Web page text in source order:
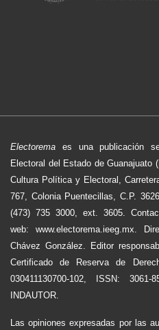
Electorema es una publicación
Electoral del Estado de
Cultura Política y Electoral,
767, Colonia Puentecillas, C.P.
(473) 735 3000, ext. 3605.
web: www.electorema.ieeg.mx.
Chávez González. Editor
Certificado de Reserva de
030411130700-102, ISSN:
INDAUTOR.
Las opiniones expresadas por las